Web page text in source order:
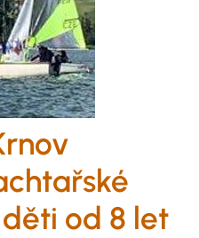
od 8 let